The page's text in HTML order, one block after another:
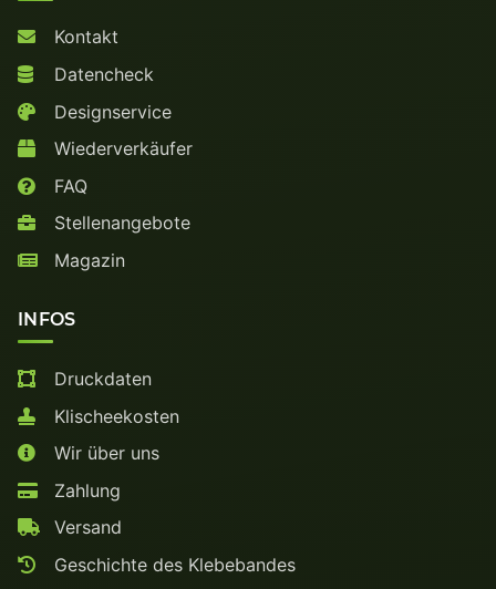
Kontakt
Datencheck
Designservice
Wiederverkäufer
FAQ
Stellenangebote
Magazin
INFOS
Druckdaten
Klischeekosten
Wir über uns
Zahlung
Versand
Geschichte des Klebebandes